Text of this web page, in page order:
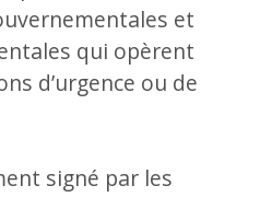
et
qui opèrent
d’urgence ou de
signé par les